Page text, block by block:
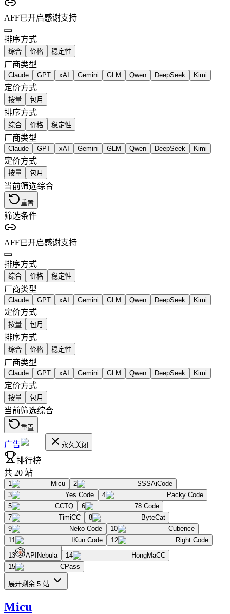
AFF已开启感谢支持
排序方式
综合 价格 稳定性
厂商类型
Claude GPT xAI Gemini GLM Qwen DeepSeek Kimi
定价方式
按量 包月
排序方式
综合 价格 稳定性
厂商类型
Claude GPT xAI Gemini GLM Qwen DeepSeek Kimi
定价方式
按量 包月
当前筛选综合
重置
筛选条件
AFF已开启感谢支持
排序方式
综合 价格 稳定性
厂商类型
Claude GPT xAI Gemini GLM Qwen DeepSeek Kimi
定价方式
按量 包月
排序方式
综合 价格 稳定性
厂商类型
Claude GPT xAI Gemini GLM Qwen DeepSeek Kimi
定价方式
按量 包月
当前筛选综合
重置
广告 永久关闭
排行榜
共 20 站
1 Micu 2
SSSAiCode
3
Yes Code 4
Packy Code
5
CCTQ 6
78 Code
7
TimiCC 8
ByteCat
9
Neko Code 10
Cubence
11
IKun Code 12
Right Code
13
APINebula 14
HongMaCC
15
CPass
展开剩余 5 站
Micu